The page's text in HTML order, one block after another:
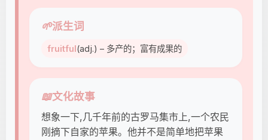
🌱派生词
fruitful(adj.) – 多产的；富有成果的
📖文化故事
想象一下,几千年前的古罗马集市上,一个农民
刚摘下自家的苹果。他并不是简单地把苹果